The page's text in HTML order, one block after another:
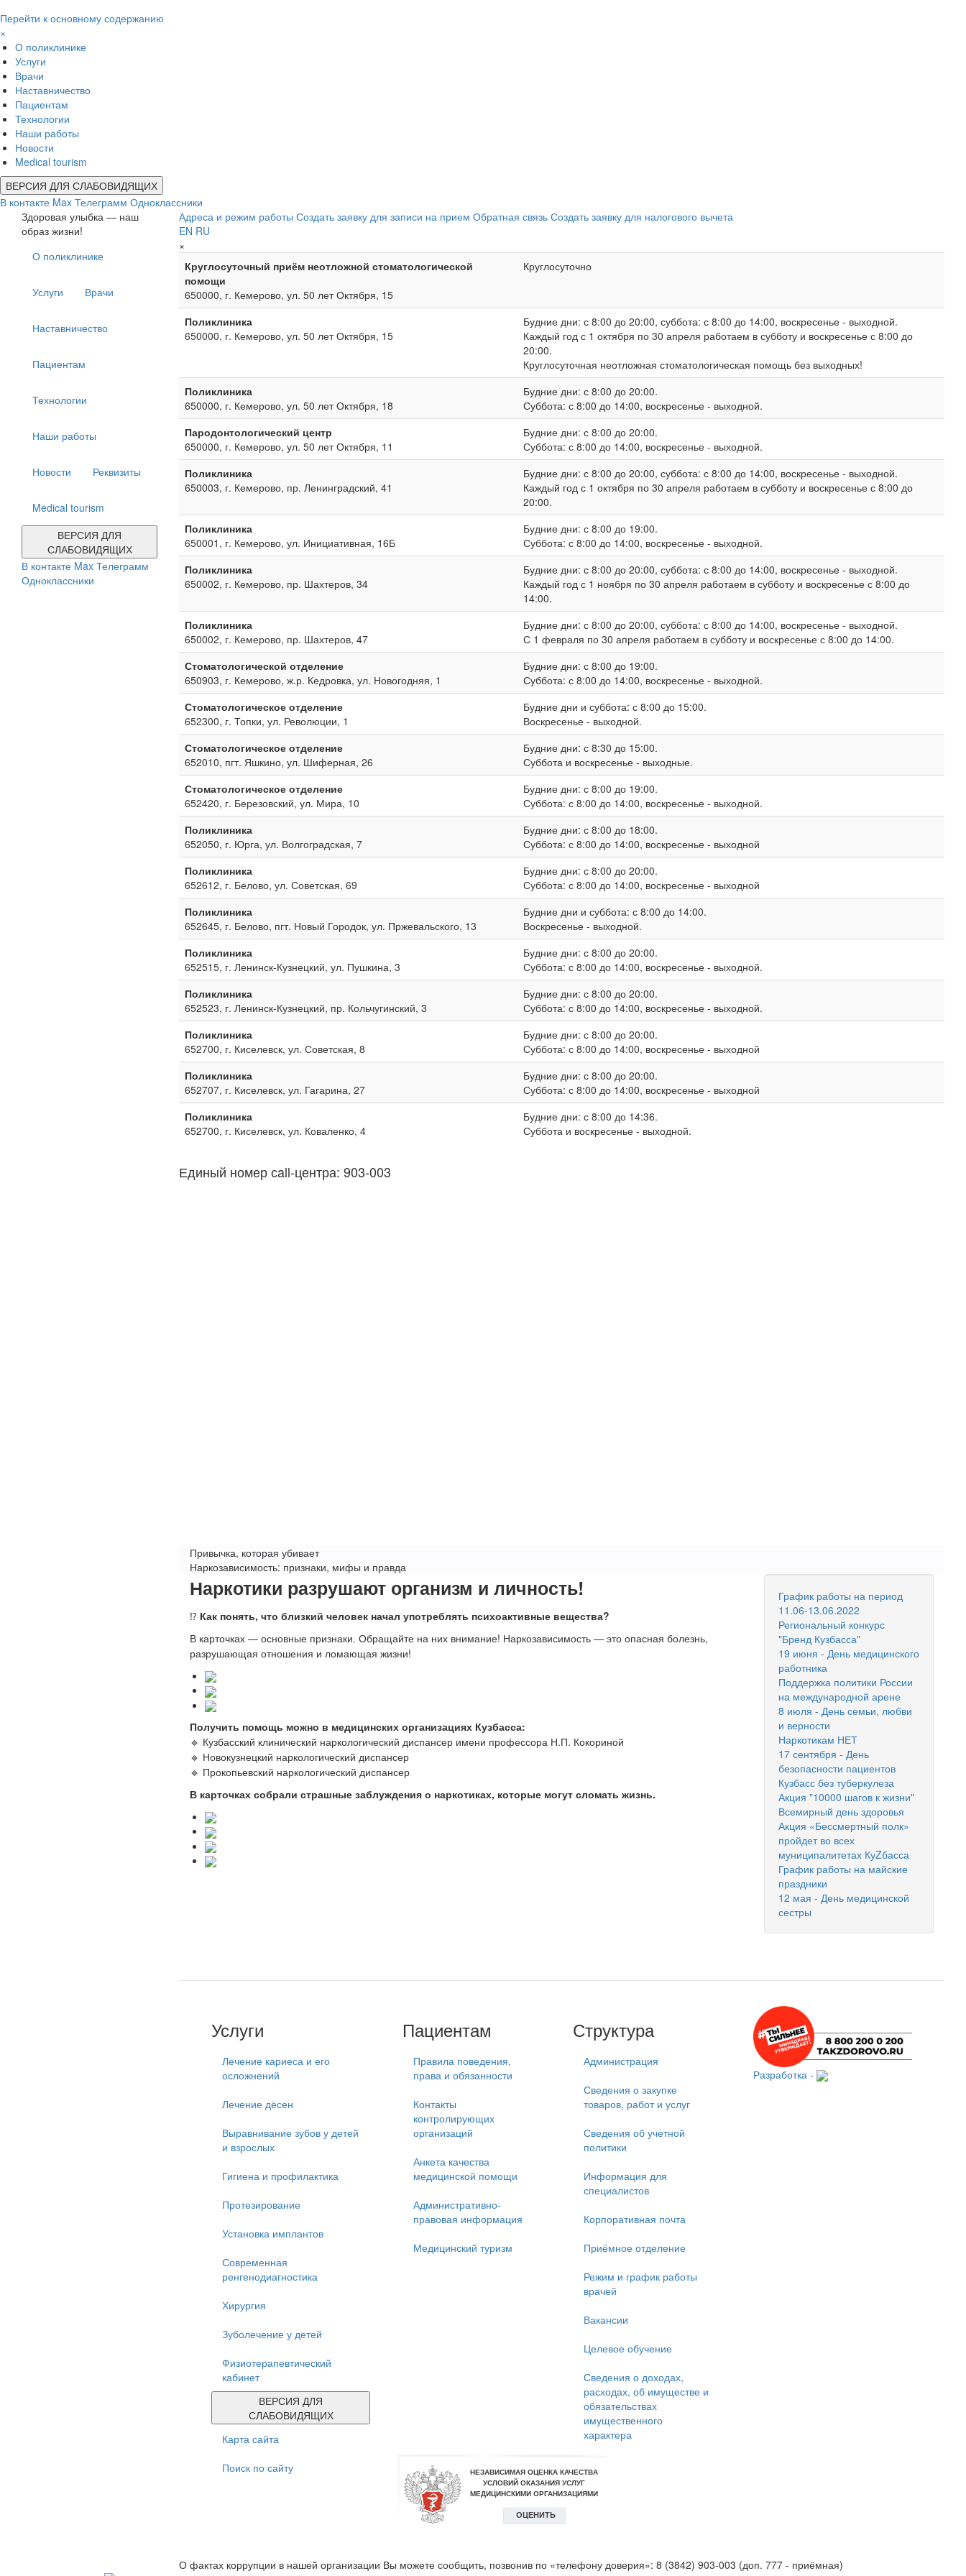
Перейти к основному содержанию
×
О поликлинике
Услуги
Врачи
Наставничество
Пациентам
Технологии
Наши работы
Новости
Medical tourism
ВЕРСИЯ ДЛЯ СЛАБОВИДЯЩИХ
В контакте Max Телеграмм Одноклассники
Здоровая улыбка — наш
образ жизни!
О поликлинике
Услуги Врачи
Наставничество
Пациентам
Технологии
Наши работы
Новости Реквизиты
Medical tourism
ВЕРСИЯ ДЛЯ
СЛАБОВИДЯЩИХ
В контакте Max Телеграмм
Одноклассники
Адреса и режим работы Создать заявку для записи на прием Обратная связь Создать заявку для налогового вычета
EN RU
×
Круглосуточный приём неотложной стоматологической
помощи
650000, г. Кемерово, ул. 50 лет Октября, 15
Круглосуточно
Поликлиника
650000, г. Кемерово, ул. 50 лет Октября, 15
Будние дни: с 8:00 до 20:00, суббота: с 8:00 до 14:00, воскресенье - выходной.
Каждый год с 1 октября по 30 апреля работаем в субботу и воскресенье с 8:00 до
20:00.
Круглосуточная неотложная стоматологическая помощь без выходных!
Поликлиника
650000, г. Кемерово, ул. 50 лет Октября, 18
Будние дни: с 8:00 до 20:00.
Суббота: с 8:00 до 14:00, воскресенье - выходной.
Пародонтологический центр
650000, г. Кемерово, ул. 50 лет Октября, 11
Будние дни: с 8:00 до 20:00.
Суббота: с 8:00 до 14:00, воскресенье - выходной.
Поликлиника
650003, г. Кемерово, пр. Ленинградский, 41
Будние дни: с 8:00 до 20:00, суббота: с 8:00 до 14:00, воскресенье - выходной.
Каждый год с 1 октября по 30 апреля работаем в субботу и воскресенье с 8:00 до
20:00.
Поликлиника
650001, г. Кемерово, ул. Инициативная, 16Б
Будние дни: с 8:00 до 19:00.
Суббота: с 8:00 до 14:00, воскресенье - выходной.
Поликлиника
650002, г. Кемерово, пр. Шахтеров, 34
Будние дни: с 8:00 до 20:00, суббота: с 8:00 до 14:00, воскресенье - выходной.
Каждый год с 1 ноября по 30 апреля работаем в субботу и воскресенье с 8:00 до
14:00.
Поликлиника
650002, г. Кемерово, пр. Шахтеров, 47
Будние дни: с 8:00 до 20:00, суббота: с 8:00 до 14:00, воскресенье - выходной.
С 1 февраля по 30 апреля работаем в субботу и воскресенье с 8:00 до 14:00.
Стоматологической отделение
650903, г. Кемерово, ж.р. Кедровка, ул. Новогодняя, 1
Будние дни: с 8:00 до 19:00.
Суббота: с 8:00 до 14:00, воскресенье - выходной.
Стоматологическое отделение
652300, г. Топки, ул. Революции, 1
Будние дни и суббота: с 8:00 до 15:00.
Воскресенье - выходной.
Стоматологическое отделение
652010, пгт. Яшкино, ул. Шиферная, 26
Будние дни: с 8:30 до 15:00.
Суббота и воскресенье - выходные.
Стоматологическое отделение
652420, г. Березовский, ул. Мира, 10
Будние дни: с 8:00 до 19:00.
Суббота: с 8:00 до 14:00, воскресенье - выходной.
Поликлиника
652050, г. Юрга, ул. Волгоградская, 7
Будние дни: с 8:00 до 18:00.
Суббота: с 8:00 до 14:00, воскресенье - выходной
Поликлиника
652612, г. Белово, ул. Советская, 69
Будние дни: с 8:00 до 20:00.
Суббота: с 8:00 до 14:00, воскресенье - выходной
Поликлиника
652645, г. Белово, пгт. Новый Городок, ул. Пржевальского, 13
Будние дни и суббота: с 8:00 до 14:00.
Воскресенье - выходной.
Поликлиника
652515, г. Ленинск-Кузнецкий, ул. Пушкина, 3
Будние дни: с 8:00 до 20:00.
Суббота: с 8:00 до 14:00, воскресенье - выходной.
Поликлиника
652523, г. Ленинск-Кузнецкий, пр. Кольчугинский, 3
Будние дни: с 8:00 до 20:00.
Суббота: с 8:00 до 14:00, воскресенье - выходной.
Поликлиника
652700, г. Киселевск, ул. Советская, 8
Будние дни: с 8:00 до 20:00.
Суббота: с 8:00 до 14:00, воскресенье - выходной
Поликлиника
652707, г. Киселевск, ул. Гагарина, 27
Будние дни: с 8:00 до 20:00.
Суббота: с 8:00 до 14:00, воскресенье - выходной
Поликлиника
652700, г. Киселевск, ул. Коваленко, 4
Будние дни: с 8:00 до 14:36.
Суббота и воскресенье - выходной.
Единый номер сall-центра: 903-003
Привычка, которая убивает
Наркозависимость: признаки, мифы и правда
Наркотики разрушают организм и личность!
⁉️ Как понять, что близкий человек начал употреблять психоактивные вещества?
В карточках — основные признаки. Обращайте на них внимание! Наркозависимость — это опасная болезнь,
разрушающая отношения и ломающая жизни!
Получить помощь можно в медицинских организациях Кузбасса:
🔹 Кузбасский клинический наркологический диспансер имени профессора Н.П. Кокориной
🔹 Новокузнецкий наркологический диспансер
🔹 Прокопьевский наркологический диспансер
В карточках собрали страшные заблуждения о наркотиках, которые могут сломать жизнь.
График работы на период
11.06-13.06.2022
Региональный конкурс
"Бренд Кузбасса"
19 июня - День медицинского
работника
Поддержка политики России
на международной арене
8 июля - День семьи, любви
и верности
Наркотикам НЕТ
17 сентября - День
безопасности пациентов
Кузбасс без туберкулеза
Акция "10000 шагов к жизни"
Всемирный день здоровья
Акция «Бессмертный полк»
пройдет во всех
муниципалитетах КуZбасса
График работы на майские
праздники
12 мая - День медицинской
сестры
Услуги
Лечение кариеса и его
осложнений
Лечение дёсен
Выравнивание зубов у детей
и взрослых
Гигиена и профилактика
Протезирование
Установка имплантов
Современная
ренгенодиагностика
Хирургия
Зуболечение у детей
Физиотерапевтический
кабинет
ВЕРСИЯ ДЛЯ
СЛАБОВИДЯЩИХ
Карта сайта
Поиск по сайту
Пациентам
Правила поведения,
права и обязанности
Контакты
контролирующих
организаций
Анкета качества
медицинской помощи
Административно-
правовая информация
Медицинский туризм
Структура
Администрация
Сведения о закупке
товаров, работ и услуг
Сведения об учетной
политики
Информация для
специалистов
Корпоративная почта
Приёмное отделение
Режим и график работы
врачей
Вакансии
Целевое обучение
Сведения о доходах,
расходах, об имуществе и
обязательствах
имущественного
характера
Разработка -
О фактах коррупции в нашей организации Вы можете сообщить, позвонив по «телефону доверия»: 8 (3842) 903-003 (доп. 777 - приёмная)